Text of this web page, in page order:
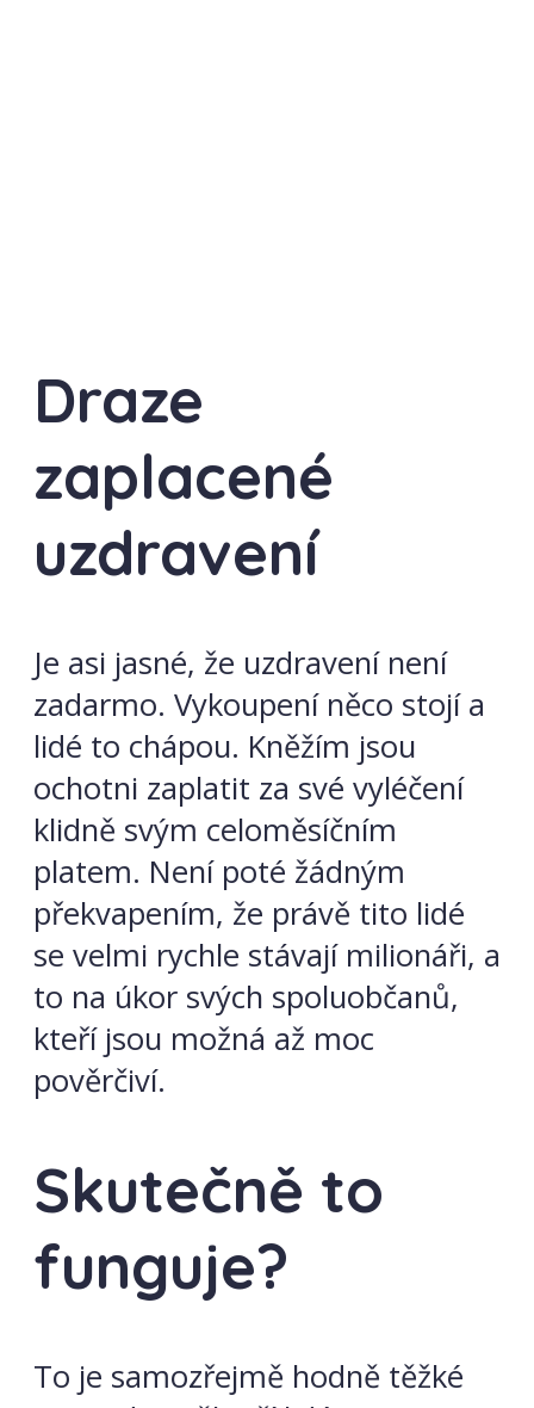
Draze
zaplacené
uzdravení
Je asi jasné, že uzdravení není
zadarmo. Vykoupení něco stojí a
lidé to chápou. Kněžím jsou
ochotni zaplatit za své vyléčení
klidně svým celoměsíčním
platem. Není poté žádným
překvapením, že právě tito lidé
se velmi rychle stávají milionáři, a
to na úkor svých spoluobčanů,
kteří jsou možná až moc
pověrčiví.
Skutečně to
funguje?
To je samozřejmě hodně těžké